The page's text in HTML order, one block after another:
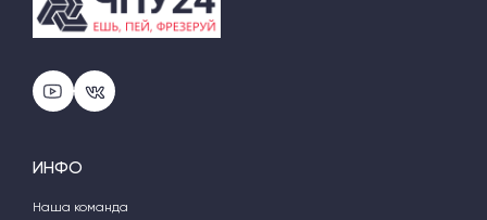
ИНФО
Наша команда